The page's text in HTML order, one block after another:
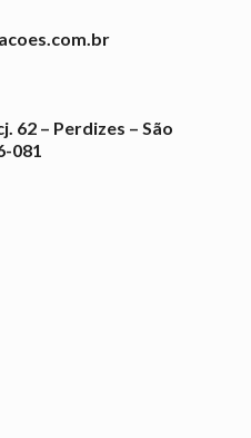
62 – Perdizes – São
081